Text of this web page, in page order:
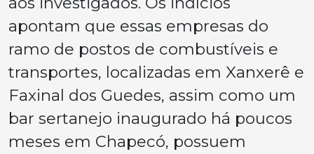
apontam que essas empresas do
ramo de postos de combustíveis e
transportes, localizadas em Xanxerê e
Faxinal dos Guedes, assim como um
bar sertanejo inaugurado há poucos
meses em Chapecó, possuem